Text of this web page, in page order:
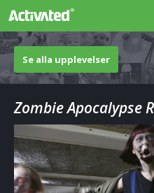
Se alla upplevelser
Zombie Apocalypse